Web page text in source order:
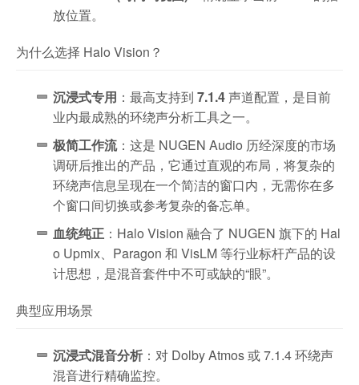
放位置。
为什么选择 Halo Vision？
沉浸式专用 ：最高支持到 7.1.4声道配置，是目前
业内最成熟的环绕声分析工具之一。
极简工作流：这是 NUGEN Audio 历经深度的市场
调研后推出的产品，它通过直观的布局，将复杂的
环绕声信息呈现在一个简洁的窗口内，无需你在多
个窗口间切换或参考复杂的备忘单。
血统纯正 ：Halo Vision 融合了 NUGEN 旗下的 Hal
o Upmix、Paragon 和 VisLM 等行业标杆产品的设
计思想，是混音套件中不可或缺的“眼”。
典型应用场景
沉浸式混音分析 ：对 Dolby Atmos 或 7.1.4 环绕声
混音进行精确监控。